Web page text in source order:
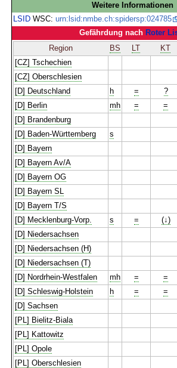
Weitere Informationen
LSID WSC:urn:lsid:nmbe.ch:spidersp:024785
Gefährdung nach Roter
Region
BS LT KT
[CZ] Tschechien
[CZ] Oberschlesien
[D] Deutschland
h = ?
[D] Berlin
mh = =
[D] Brandenburg
[D] Baden-Württemberg
s
[D] Bayern
[D] Bayern Av/A
[D] Bayern OG
[D] Bayern SL
[D] Bayern T/S
[D] Mecklenburg-Vorp.
s = (↓)
[D] Niedersachsen
[D] Niedersachsen (H)
[D] Niedersachsen (T)
[D] Nordrhein-Westfalen
mh = =
[D] Schleswig-Holstein
h = =
[D] Sachsen
[PL] Bielitz-Biala
[PL] Kattowitz
[PL] Opole
[PL] Oberschlesien